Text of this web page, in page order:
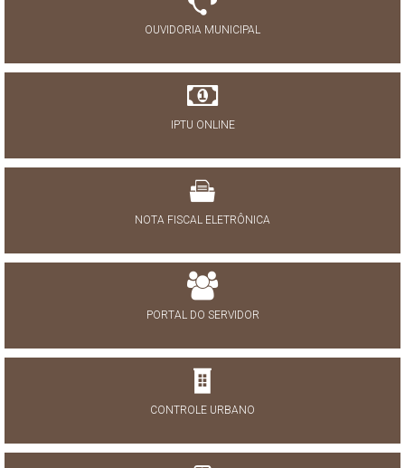
OUVIDORIA MUNICIPAL
IPTU ONLINE
NOTA FISCAL ELETRÔNICA
PORTAL DO SERVIDOR
CONTROLE URBANO